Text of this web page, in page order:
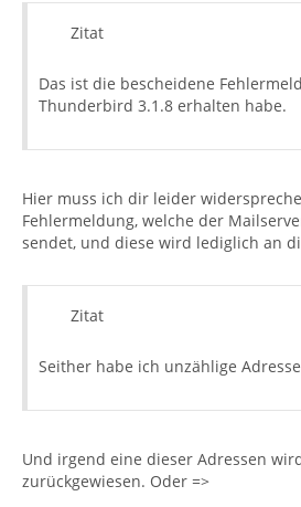
Zitat
Das ist die bescheidene
Thunderbird 3.1.8 erhalten habe.
Hier muss ich dir leider
Fehlermeldung, welche der
sendet, und diese wird lediglich an
Zitat
Seither habe ich unzählige
Und irgend eine dieser Adressen
zurückgewiesen. Oder =>